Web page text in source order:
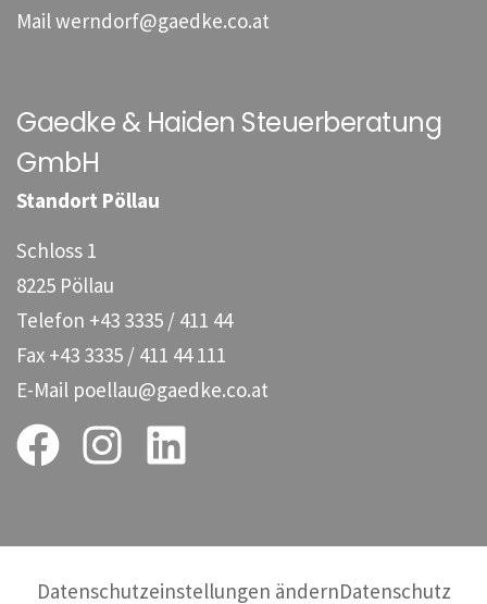
Mail werndorf@gaedke.co.at
Gaedke & Haiden Steuerberatung
GmbH
Standort Pöllau
Schloss 1
8225 Pöllau
Telefon +43 3335 / 411 44
Fax +43 3335 / 411 44 111
E-Mail poellau@gaedke.co.at
Datenschutzeinstellungen ändernDatenschutz